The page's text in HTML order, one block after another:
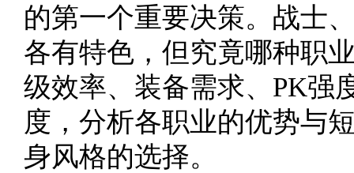
的第一个重要决策。战士
各有特色，但究竟哪种职
级效率、装备需求、PK强
度，分析各职业的优势与
身风格的选择。